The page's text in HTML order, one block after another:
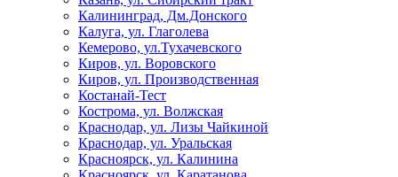
Калининград, Дм.Донского
Калуга, ул. Глаголева
Кемерово, ул.Тухачевского
Киров, ул. Воровского
Киров, ул. Производственная
Костанай-Тест
Кострома, ул. Волжская
Краснодар, ул. Лизы Чайкиной
Краснодар, ул. Уральская
Красноярск, ул. Калинина